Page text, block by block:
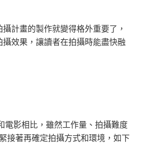
計畫的製作就變得格外重要了，
效果，讓讀者在拍攝時能盡快融
電影相比，雖然工作量、拍攝難度
接著再確定拍攝方式和環境，如下